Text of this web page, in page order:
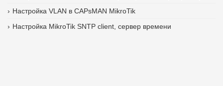
Настройка VLAN в CAPsMAN MikroTik
Настройка MikroTik SNTP client, сервер времени